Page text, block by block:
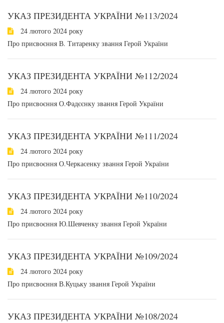
УКАЗ ПРЕЗИДЕНТА УКРАЇНИ №113/2024
24 лютого 2024 року
Про присвоєння В. Титаренку звання Герой України
УКАЗ ПРЕЗИДЕНТА УКРАЇНИ №112/2024
24 лютого 2024 року
Про присвоєння О.Фадєєнку звання Герой України
УКАЗ ПРЕЗИДЕНТА УКРАЇНИ №111/2024
24 лютого 2024 року
Про присвоєння О.Черкасенку звання Герой України
УКАЗ ПРЕЗИДЕНТА УКРАЇНИ №110/2024
24 лютого 2024 року
Про присвоєння Ю.Шевченку звання Герой України
УКАЗ ПРЕЗИДЕНТА УКРАЇНИ №109/2024
24 лютого 2024 року
Про присвоєння В.Куцьку звання Герой України
УКАЗ ПРЕЗИДЕНТА УКРАЇНИ №108/2024